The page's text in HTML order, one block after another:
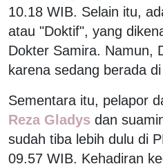
10.18 WIB. Selain itu,
atau "Doktif", yang
Dokter Samira. Namun,
karena sedang berada
Sementara itu, pelapor
Reza Gladys dan
sudah tiba lebih dulu di
09.57 WIB. Kehadiran